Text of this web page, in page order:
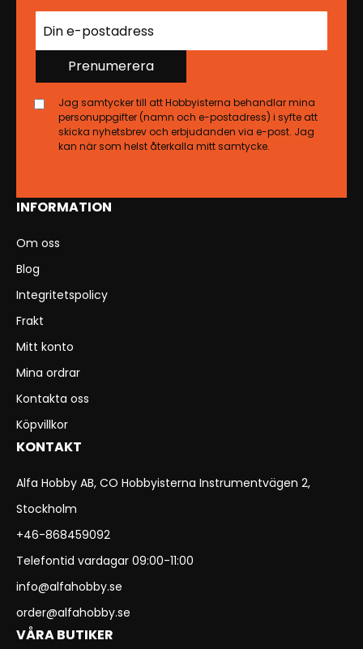
INFORMATION
Om oss
Blog
Integritetspolicy
Frakt
Mitt konto
Mina ordrar
Kontakta oss
Köpvillkor
KONTAKT
Alfa Hobby AB, CO Hobbyisterna Instrumentvägen 2,
Stockholm
+46-868459092
Telefontid vardagar 09:00-11:00
info@alfahobby.se
order@alfahobby.se
VÅRA BUTIKER
Prenumerera
Jag samtycker till att Hobbyisterna behandlar mina
personuppgifter (namn och e-postadress) i syfte att
skicka nyhetsbrev och erbjudanden via e-post. Jag
kan när som helst återkalla mitt samtycke.